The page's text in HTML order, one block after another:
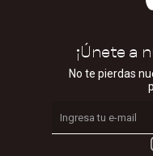
¡Únete a
No te pierdas